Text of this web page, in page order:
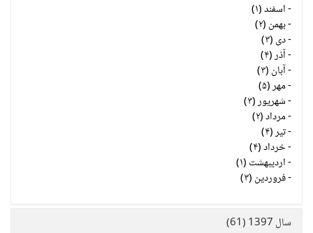
-اسفند (۱)
-بهمن (۲)
-دی (۳)
-آذر (۴)
-آبان (۳)
-مهر (۵)
-شهریور (۳)
-مرداد (۲)
-تیر (۴)
-خرداد (۴)
-اردیبهشت (۱)
-فروردین (۳)
سال 1397 (61)